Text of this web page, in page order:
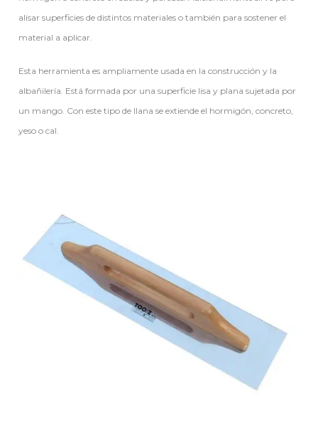
alisar superficies de distintos materiales o también para sostener el
material a aplicar.
Esta herramienta es ampliamente usada en la construcción y la
albañilería. Está formada por una superficie lisa y plana sujetada por
un mango. Con este tipo de llana se extiende el hormigón, concreto,
yeso o cal.